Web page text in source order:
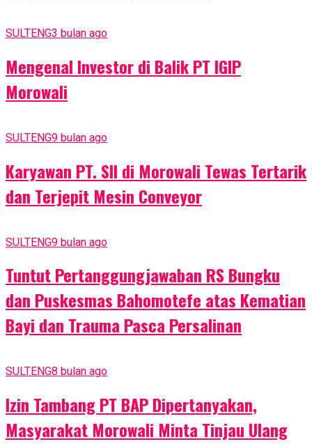
SULTENG3 bulan ago
Mengenal Investor di Balik PT IGIP
Morowali
SULTENG9 bulan ago
Karyawan PT. SII di Morowali Tewas Tertarik
dan Terjepit Mesin Conveyor
SULTENG9 bulan ago
Tuntut Pertanggungjawaban RS Bungku
dan Puskesmas Bahomotefe atas Kematian
Bayi dan Trauma Pasca Persalinan
SULTENG8 bulan ago
Izin Tambang PT BAP Dipertanyakan,
Masyarakat Morowali Minta Tinjau Ulang